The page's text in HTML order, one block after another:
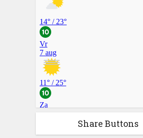
Share Buttons